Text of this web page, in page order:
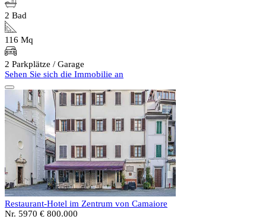
2 Bad
116 Mq
2 Parkplätze / Garage
Sehen Sie sich die Immobilie an
Restaurant-Hotel im Zentrum von Camaiore
Nr. 5970 € 800.000